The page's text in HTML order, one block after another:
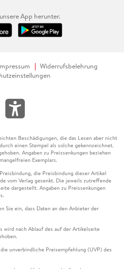
App herunter.
Widerrufsbelehrung
Beschädigungen, die das Lesen aber nicht
einen Stempel als solche gekennzeichnet.
Angaben zu Preissenkungen beziehen
Exemplars.
die Preisbindung dieser Artikel
vom Verlag gesenkt. Die jeweils zutreffende
dargestellt. Angaben zu Preissenkungen
Sie ein, dass Daten an den Anbieter der
wird nach Ablauf des auf der Artikelseite
unverbindliche Preisempfehlung (UVP) des